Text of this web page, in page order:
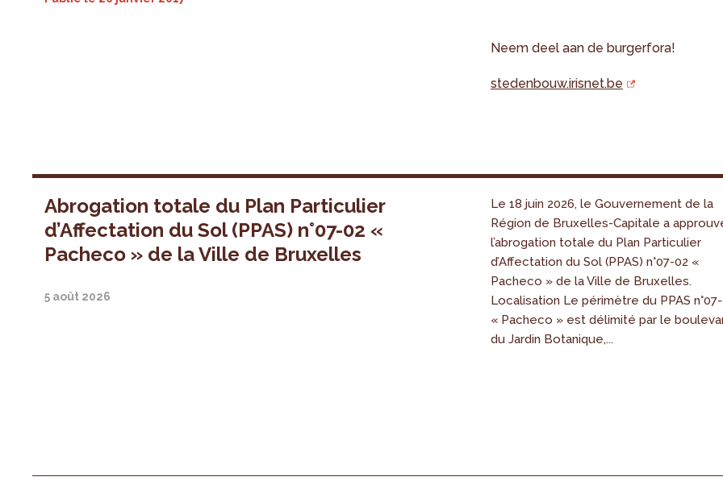
Neem deel aan de burgerfora!
stedenbouw.irisnet.be
Abrogation totale du Plan Particulier
d’Affectation du Sol (PPAS) n°07-02 «
Pacheco » de la Ville de Bruxelles
5 août 2026
Le 18 juin 2026, le Gouvernement de la
Région de Bruxelles-Capitale a
l’abrogation totale du Plan Particulier
d’Affectation du Sol (PPAS) n°07-02 «
Pacheco » de la Ville de Bruxelles.
Localisation Le périmètre du PPAS
« Pacheco » est délimité par le
du Jardin Botanique,...